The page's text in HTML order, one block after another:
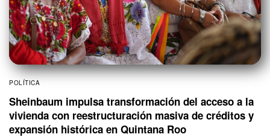
POLÍTICA
Sheinbaum impulsa transformación del acceso a la
vivienda con reestructuración masiva de créditos y
expansión histórica en Quintana Roo